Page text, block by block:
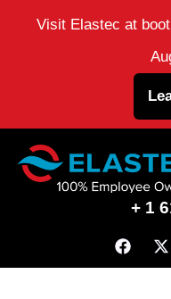
İçeriğe
atla
+ 1
Visit Elastec at